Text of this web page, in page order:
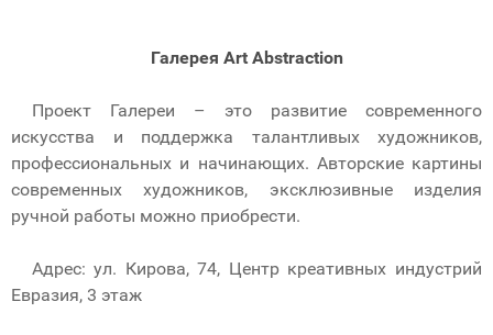
Галерея Art Abstraction
Проект Галереи – это развитие современного
искусства и поддержка талантливых художников,
профессиональных и начинающих. Авторские картины
современных художников, эксклюзивные изделия
ручной работы можно приобрести.
Адрес: ул. Кирова, 74, Центр креативных индустрий
Евразия, 3 этаж